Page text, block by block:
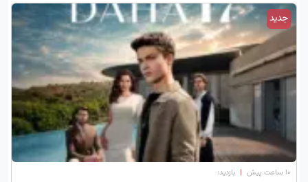
جدید
۱۰ ساعت پیش | بازدید: